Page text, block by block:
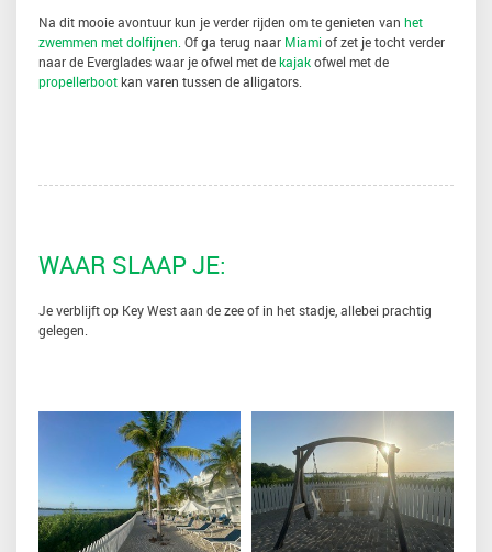
Na dit mooie avontuur kun je verder rijden om te genieten van het
zwemmen met dolfijnen. Of ga terug naar Miamiof zet je tocht verder
naar de Everglades waar je ofwel met dekajakofwel met de
propellerbootkan varen tussen de alligators.
WAAR SLAAP JE:
Je verblijft op Key West aan de zee of in het stadje, allebei prachtig
gelegen.